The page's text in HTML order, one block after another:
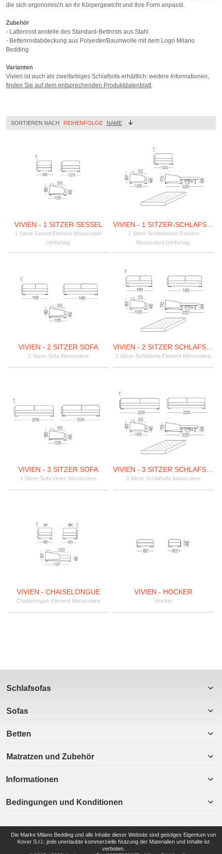
die sich ergonomisch an Ihr Körpergewicht und Ihre Form anpasst.
Zubehör
- Lattenrost anstelle des Standard-Bettrosts aus Stahl
- Bettenrostabdeckung aus Polyester/Baumwolle mit dem Logo Milano
Bedding
Varianten
Vivien ist auch als zweifarbiges Schlafsofa erhältlich: weitere Informationen,
finden Sie auf dem entsprechenden Produktdatenblatt.
SORTIEREN NACH REIHENFOLGE NAME
VIVIEN - 1 SITZER-SESSEL
1 Sitzer Sessel Element Monocolore
(einfarbig)
1 Sitzer Schlafsessel Element
Monocolore (einfarbig)
VIVIEN - 2 SITZER SOFA
2 Sitzer Sofa Monocolore 2 Sitzer Schlafsofa Element Monocolore
VIVIEN - 3 SITZER SOFA
3 Sitzer-Sofa Vivien Monocolore 3 Sitzer Schlafsofa Monocolore
VIVIEN - CHAISELONGUE
Chaiselongue-Element Monocolore
VIVIEN - HOCKER
Hocker
Schlafsofas
Sofas
Betten
Matratzen und Zubehör
Informationen
Bedingungen und Konditionen
Die Marke Milano Bedding und alle Inhalte dieser Website sind geistiges Eigentum von
Kover S.r.l.: jede unerlaubte kommerzielle Nutzung der Materialien und Inhalte ist
verboten.